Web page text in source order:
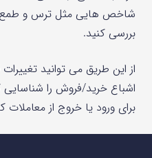
بررسی کنید.
از این طریق می توانید
اشباع خرید/فروش را
برای ورود یا خروج از